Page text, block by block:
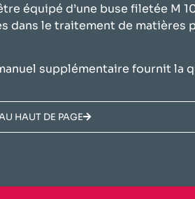
équipé d’une buse filetée M
dans le traitement de matières
supplémentaire fournit la
HAUT DE PAGE